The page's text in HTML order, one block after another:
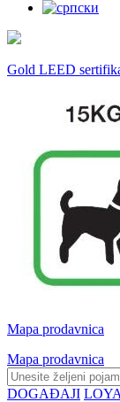
Gold LEED
Mapa prodavnica
Mapa prodavnica
DOGAĐAJI